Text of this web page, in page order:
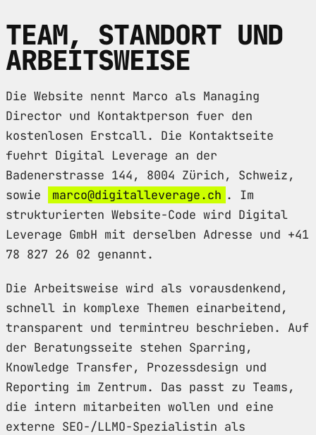
TEAM, STANDORT UND
ARBEITSWEISE
Die Website nennt Marco als Managing
Director und Kontaktperson fuer den
kostenlosen Erstcall. Die Kontaktseite
fuehrt Digital Leverage an der
Badenerstrasse 144, 8004 Zürich, Schweiz,
sowie
marco@digitalleverage.ch . Im
strukturierten Website-Code wird Digital
Leverage GmbH mit derselben Adresse und +41
78 827 26 02 genannt.
Die Arbeitsweise wird als vorausdenkend,
schnell in komplexe Themen einarbeitend,
transparent und termintreu beschrieben. Auf
der Beratungsseite stehen Sparring,
Knowledge Transfer, Prozessdesign und
Reporting im Zentrum. Das passt zu Teams,
die intern mitarbeiten wollen und eine
externe SEO-/LLMO-Spezialistin als